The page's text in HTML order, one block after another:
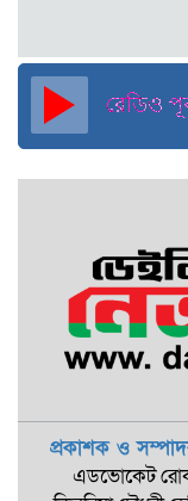
প্রকাশক ও
এডভোকেট